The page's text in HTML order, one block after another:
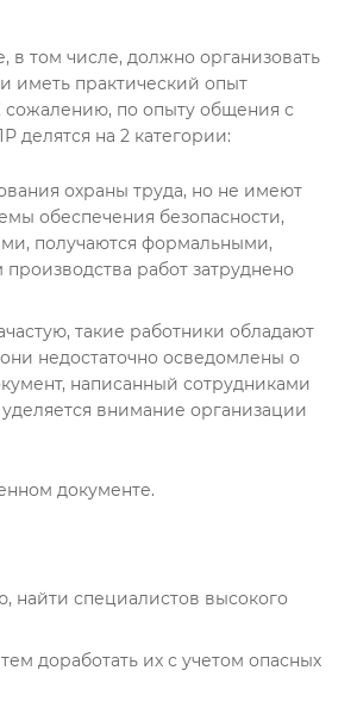
в том числе, должно организовать
иметь практический опыт
сожалению, по опыту общения с
делятся на 2 категории:
охраны труда, но не имеют
обеспечения безопасности,
получаются формальными,
работ затруднено
такие работники обладают
недостаточно осведомлены о
написанный сотрудниками
внимание организации
документе.
найти специалистов высокого
доработать их с учетом опасных